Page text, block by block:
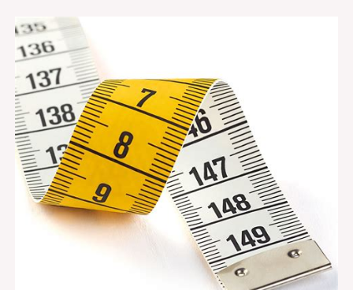
choisies
sur
la
page
du
produit